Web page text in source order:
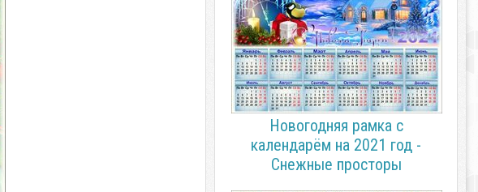
Новогодняя рамка с
календарём на 2021 год -
Снежные просторы